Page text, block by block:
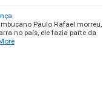
Paulo Rafael morreu,
no país, ele fazia parte da